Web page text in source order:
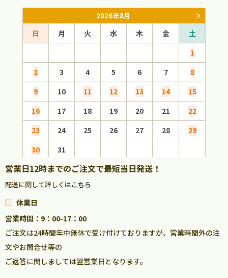
2026年8月
日 月 火 水 木 金
土
1
2
3 4 5 6 7
8
9
10 11 12 13 14
15
16
17 18 19 20 21
22
23
24 25 26 27 28
29
30
31
営業日12時までのご注文で最短当日発送！
配送に関して詳しくはこちら
休業日
営業時間：9：00-17：00
ご注文は24時間年中無休で受け付けておりますが、営業時間外の注
文やお問合せ等の
ご返答に関しましては翌営業日となります。